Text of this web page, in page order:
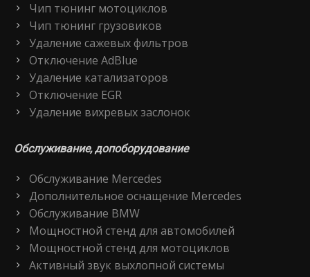
Чип тюнинг мотоциклов
Чип тюнинг грузовиков
Удаление сажевых фильтров
Отключение AdBlue
Удаление катализаторов
Отключение EGR
Удаление вихревых заслонок
Обслуживание, допоборудование
Обслуживание Mercedes
Дополнительное оснащение Mercedes
Обслуживание BMW
Мощностной стенд для автомобилей
Мощностной стенд для мотоциклов
Активный звук выхлопной системы